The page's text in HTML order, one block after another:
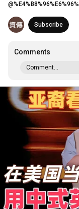
@
Subscribe
Comments
Comment...